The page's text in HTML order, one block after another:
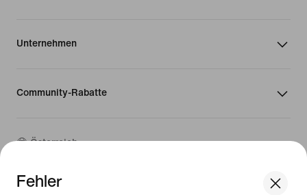
Fehler
Unternehmen
Community-Rabatte
Österreich